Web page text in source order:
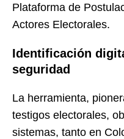
Plataforma de
Actores Electorales.
Identificación
seguridad
La herramienta,
testigos electorales,
sistemas, tanto en